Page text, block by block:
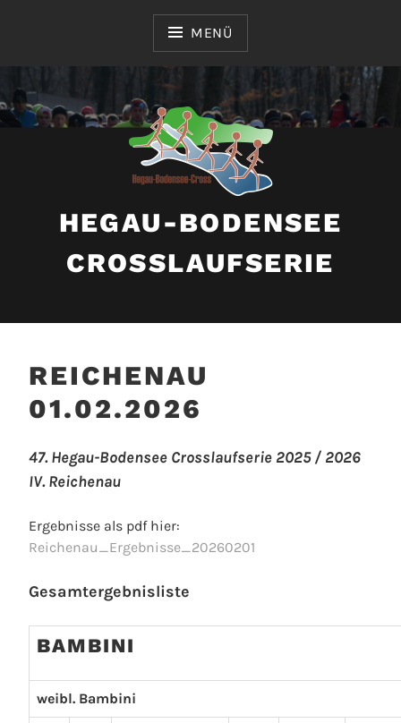
MENÜ
HEGAU-BODENSEE
CROSSLAUFSERIE
REICHENAU
01.02.2026
47. Hegau-Bodensee Crosslaufserie 2025 / 2026
IV. Reichenau
Ergebnisse als pdf hier:
Reichenau_Ergebnisse_20260201
Gesamtergebnisliste
BAMBINI
weibl. Bambini